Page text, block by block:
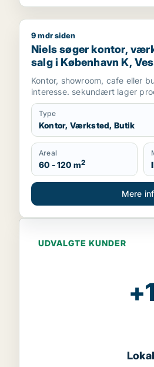
Niels søger kontor,
9 mdr siden
Niels søger kontor,
salg i København K,
Frederiksberg m.fl.
Kontor, showroom, cafe eller
interesse. sekundært lager
Type
Kontor, Værksted, Butik
Areal
60 - 120 m2
Mere
UDVALGTE KUNDER